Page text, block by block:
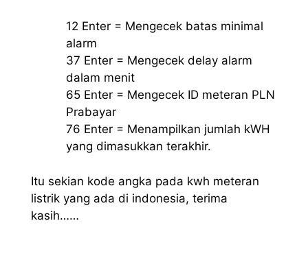
12 Enter = Mengecek batas minimal
alarm
37 Enter = Mengecek delay alarm
dalam menit
65 Enter = Mengecek ID meteran PLN
Prabayar
76 Enter = Menampilkan jumlah kWH
yang dimasukkan terakhir.
Itu sekian kode angka pada kwh meteran
listrik yang ada di indonesia, terima
kasih……